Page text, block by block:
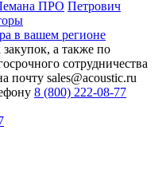
ПРО Петрович
в вашем регионе
а также по
сотрудничества
почту sales@acoustic.ru
8 (800) 222-08-77